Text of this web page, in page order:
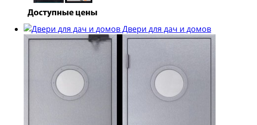
Двери для дач и домов